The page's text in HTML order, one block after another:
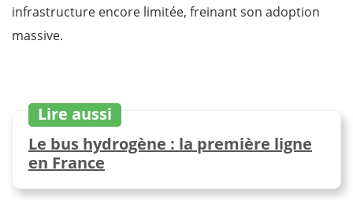
infrastructure encore limitée, freinant son adoption
massive.
Lire aussi
Le bus hydrogène : la première ligne
en France